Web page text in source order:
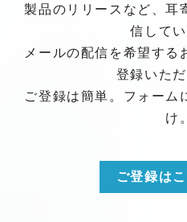
製品のリリースなど、耳
信してい
メールの配信を希望する
登録いた
ご登録は簡単。フォーム
け。
ご登録は